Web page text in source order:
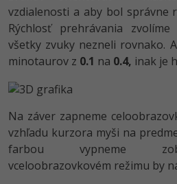
vzdialenosti a aby bol správne
Rýchlosť prehrávania
všetky zvuky nezneli rovnako.
minotaurov z 0.1 na 0.4, inak je
Na záver zapneme
vzhľadu kurzora myši na
farbou vypneme
vceloobrazovkovém režimu by